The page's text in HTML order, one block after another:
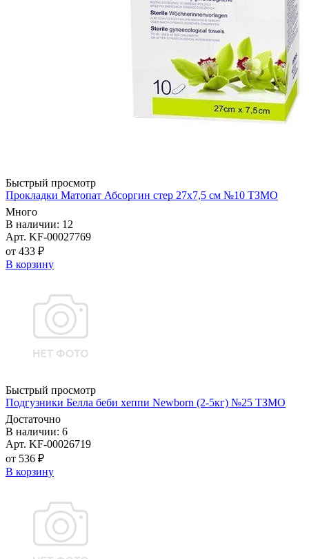
Быстрый просмотр
Прокладки Матопат Абсоргин стер 27х7,5 см №10 ТЗМО
Много
В наличии: 12
Арт. KF-00027769
от 433 ₽
В корзину
Быстрый просмотр
Подгузники Белла беби хеппи Newborn (2-5кг) №25 ТЗМО
Достаточно
В наличии: 6
Арт. KF-00026719
от 536 ₽
В корзину